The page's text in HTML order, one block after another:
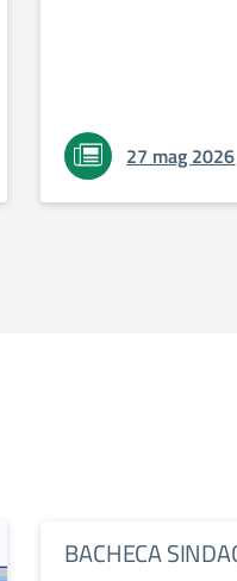
27 mag 2026
BACHECA